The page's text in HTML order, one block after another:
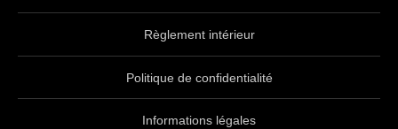
Règlement intérieur
Politique de confidentialité
Informations légales